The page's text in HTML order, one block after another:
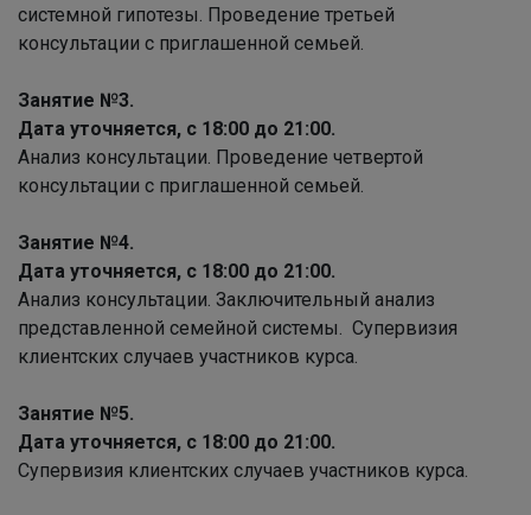
системной гипотезы. Проведение третьей
консультации с приглашенной семьей.
Занятие №3.
Дата уточняется, с 18:00 до 21:00.
Анализ консультации. Проведение четвертой
консультации с приглашенной семьей.
Занятие №4.
Дата уточняется, с 18:00 до 21:00.
Анализ консультации. Заключительный анализ
представленной семейной системы. Супервизия
клиентских случаев участников курса.
Занятие №5.
Дата уточняется, с 18:00 до 21:00.
Супервизия клиентских случаев участников курса.